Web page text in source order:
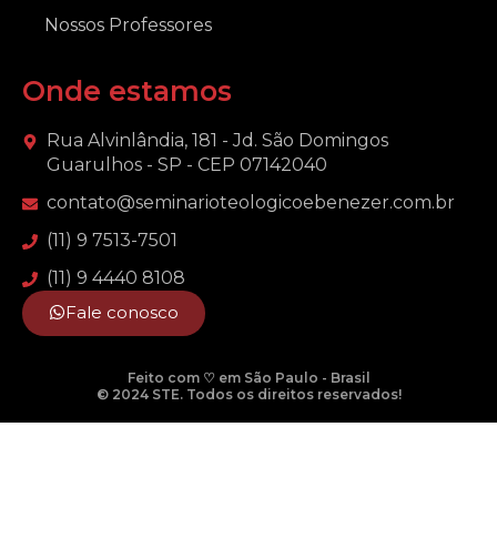
Nossos Professores
Onde estamos
Rua Alvinlândia, 181 - Jd. São Domingos
Guarulhos - SP - CEP 07142040
contato@seminarioteologicoebenezer.com.br
(11) 9 7513-7501
(11) 9 4440 8108
Fale conosco
Feito com ♡ em São Paulo - Brasil
© 2024 STE. Todos os direitos reservados!